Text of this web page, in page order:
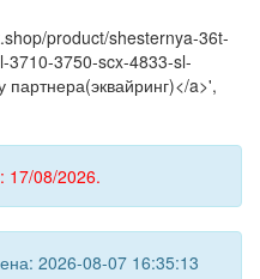
product/shesternya-36t-
3710-3750-scx-4833-sl-
a>',
17/08/2026.
2026-08-07 16:35:13